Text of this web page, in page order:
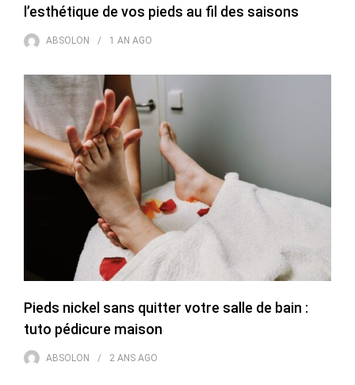
l’esthétique de vos pieds au fil des saisons
ABSOLON 1 AN AGO
Pieds nickel sans quitter votre salle de bain :
tuto pédicure maison
ABSOLON 2 ANS AGO